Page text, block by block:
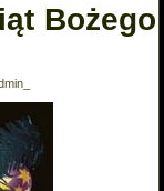
Bożego